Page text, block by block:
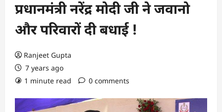
प्रधानमंत्री नरेंद्र मोदी जी ने जवानो
और परिवारों दी बधाई !
Ranjeet Gupta
7 years ago
1 minute read
0 comments